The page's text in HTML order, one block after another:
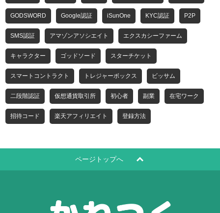
GODSWORD Google認証 iSunOne KYC認証 P2P
SMS認証 アマゾンアソシエイト エクスカシーファーム
キャラクター ゴッドソード スターチケット
スマートコントラクト トレジャーボックス ビッサム
二段階認証 仮想通貨取引所 初心者 副業 在宅ワーク
招待コード 楽天アフィリエイト 登録方法
ページトップへ